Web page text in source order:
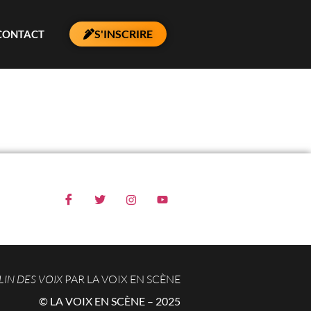
S'INSCRIRE
DES VOIX PAR LA VOIX EN SCÈNE
© LA VOIX EN SCÈNE – 2025